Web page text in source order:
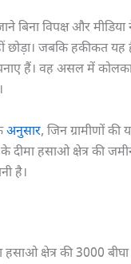
बिना विपक्ष और
छोड़ा। जबकि हकीकत यह
हैं। वह असल में
अनुसार, जिन ग्रामीणों की
हसाओ क्षेत्र की
है।
हसाओ क्षेत्र की 3000